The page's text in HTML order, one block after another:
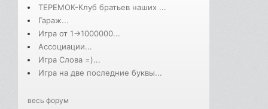
ТЕРЕМОК-Клуб братьев наших ...
Гараж...
Игра от 1->1000000...
Ассоциации...
Игра Слова =)...
Игра на две последние буквы...
весь форум